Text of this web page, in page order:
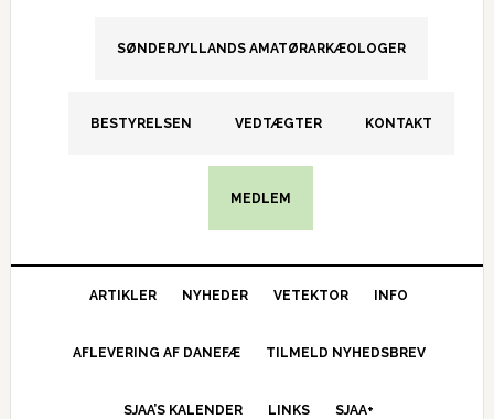
SØNDERJYLLANDS AMATØRARKÆOLOGER
BESTYRELSEN VEDTÆGTER KONTAKT
MEDLEM
ARTIKLER NYHEDER VETEKTOR INFO
AFLEVERING AF DANEFÆ TILMELD NYHEDSBREV
SJAA’S KALENDER LINKS SJAA+